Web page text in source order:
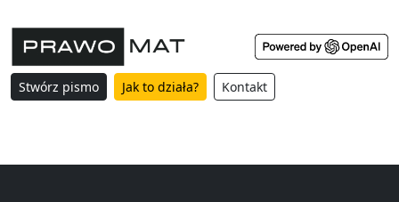
Stwórz pismo Jak to działa? Kontakt